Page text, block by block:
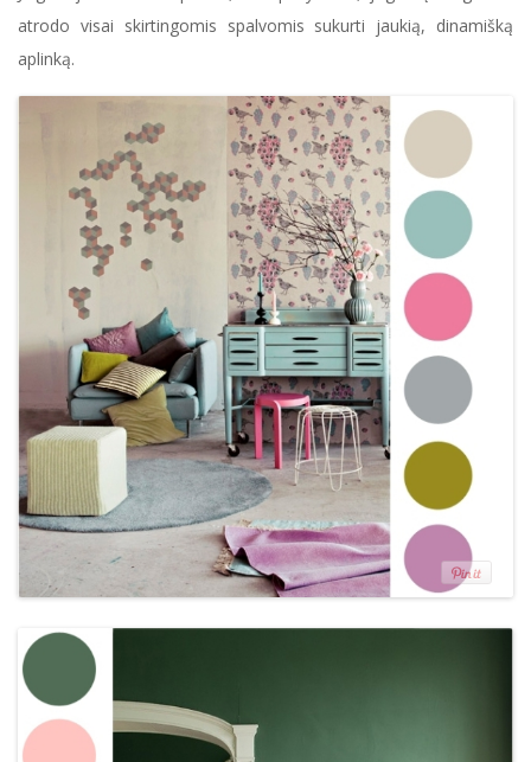
atrodo visai skirtingomis spalvomis sukurti jaukią, dinamišką
aplinką.